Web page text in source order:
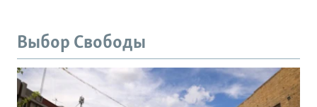
Выбор Свободы